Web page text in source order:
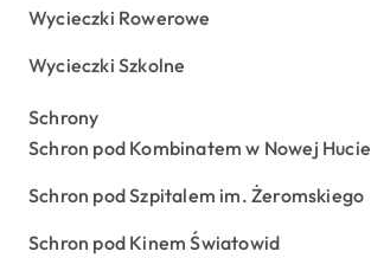
Wycieczki Rowerowe
Wycieczki Szkolne
Schrony
Schron pod Kombinatem w Nowej Hucie
Schron pod Szpitalem im. Żeromskiego
Schron pod Kinem Światowid